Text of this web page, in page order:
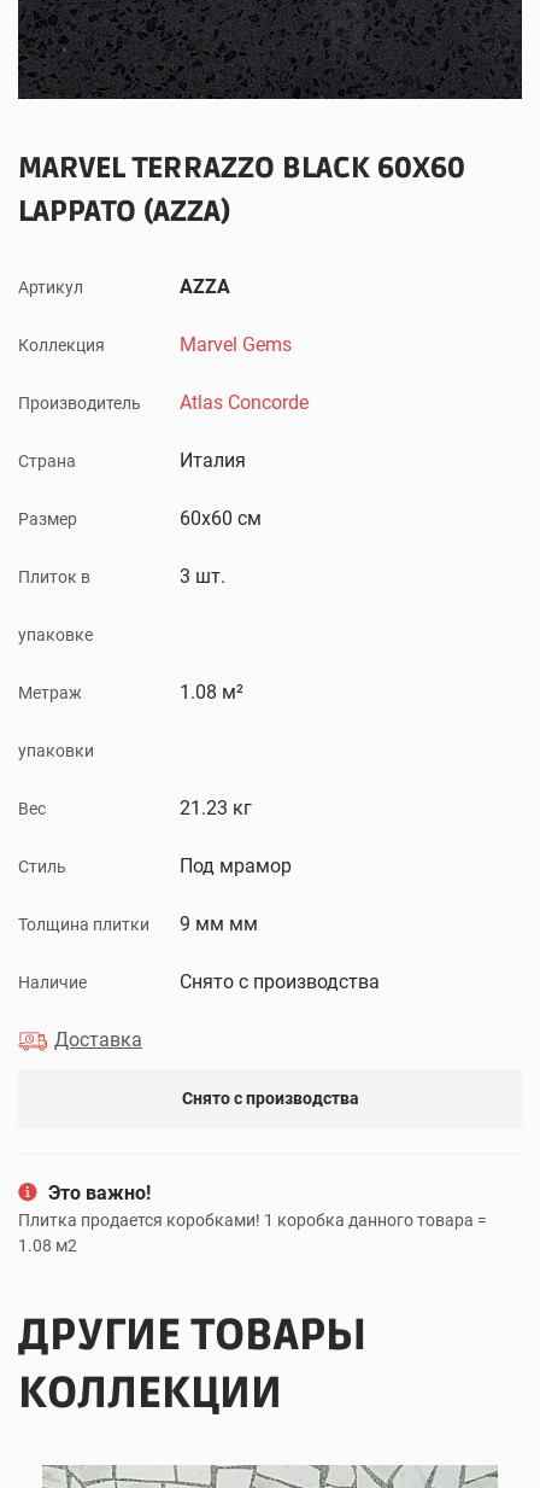
MARVEL TERRAZZO BLACK 60X60
LAPPATO (AZZA)
Артикул AZZA
Коллекция Marvel Gems
Производитель Atlas Concorde
Страна Италия
Размер 60x60 см
Плиток в
упаковке
3 шт.
Метраж
упаковки
1.08 м²
Вес 21.23 кг
Стиль Под мрамор
Толщина плитки 9 мм мм
Наличие Снято с производства
Доставка
Снято с производства
Это важно!
Плитка продается коробками! 1 коробка данного товара =
1.08 м2
ДРУГИЕ ТОВАРЫ
КОЛЛЕКЦИИ